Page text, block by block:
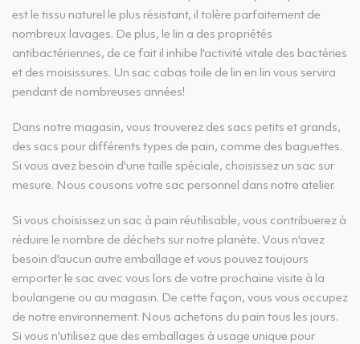
est le tissu naturel le plus résistant, il tolère parfaitement de
nombreux lavages. De plus, le lin a des propriétés
antibactériennes, de ce fait il inhibe l'activité vitale des bactéries
et des moisissures. Un sac cabas toile de lin en lin vous servira
pendant de nombreuses années!
Dans notre magasin, vous trouverez des sacs petits et grands,
des sacs pour différents types de pain, comme des baguettes.
Si vous avez besoin d'une taille spéciale, choisissez un sac sur
mesure. Nous cousons votre sac personnel dans notre atelier.
Si vous choisissez un sac à pain réutilisable, vous contribuerez à
réduire le nombre de déchets sur notre planète. Vous n'avez
besoin d'aucun autre emballage et vous pouvez toujours
emporter le sac avec vous lors de votre prochaine visite à la
boulangerie ou au magasin. De cette façon, vous vous occupez
de notre environnement. Nous achetons du pain tous les jours.
Si vous n'utilisez que des emballages à usage unique pour